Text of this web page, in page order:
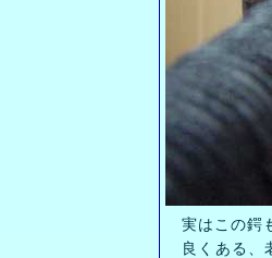
実はこの鍔
良くある、